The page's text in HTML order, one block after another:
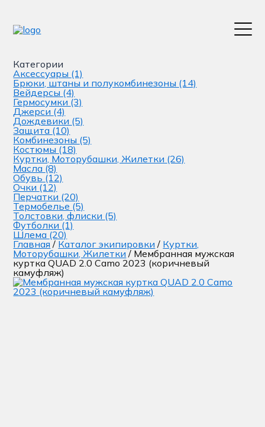
Категории
Аксессуары (1)
Брюки, штаны и полукомбинезоны (14)
Вейдерсы (4)
Гермосумки (3)
Джерси (4)
Дождевики (5)
Защита (10)
Комбинезоны (5)
Костюмы (18)
Куртки, Моторубашки, Жилетки (26)
Масла (8)
Обувь (12)
Очки (12)
Перчатки (20)
Термобелье (5)
Толстовки, флиски (5)
Футболки (1)
Шлема (20)
Главная / Каталог экипировки / Куртки,
Моторубашки, Жилетки / Мембранная мужская
куртка QUAD 2.0 Camo 2023 (коричневый
камуфляж)